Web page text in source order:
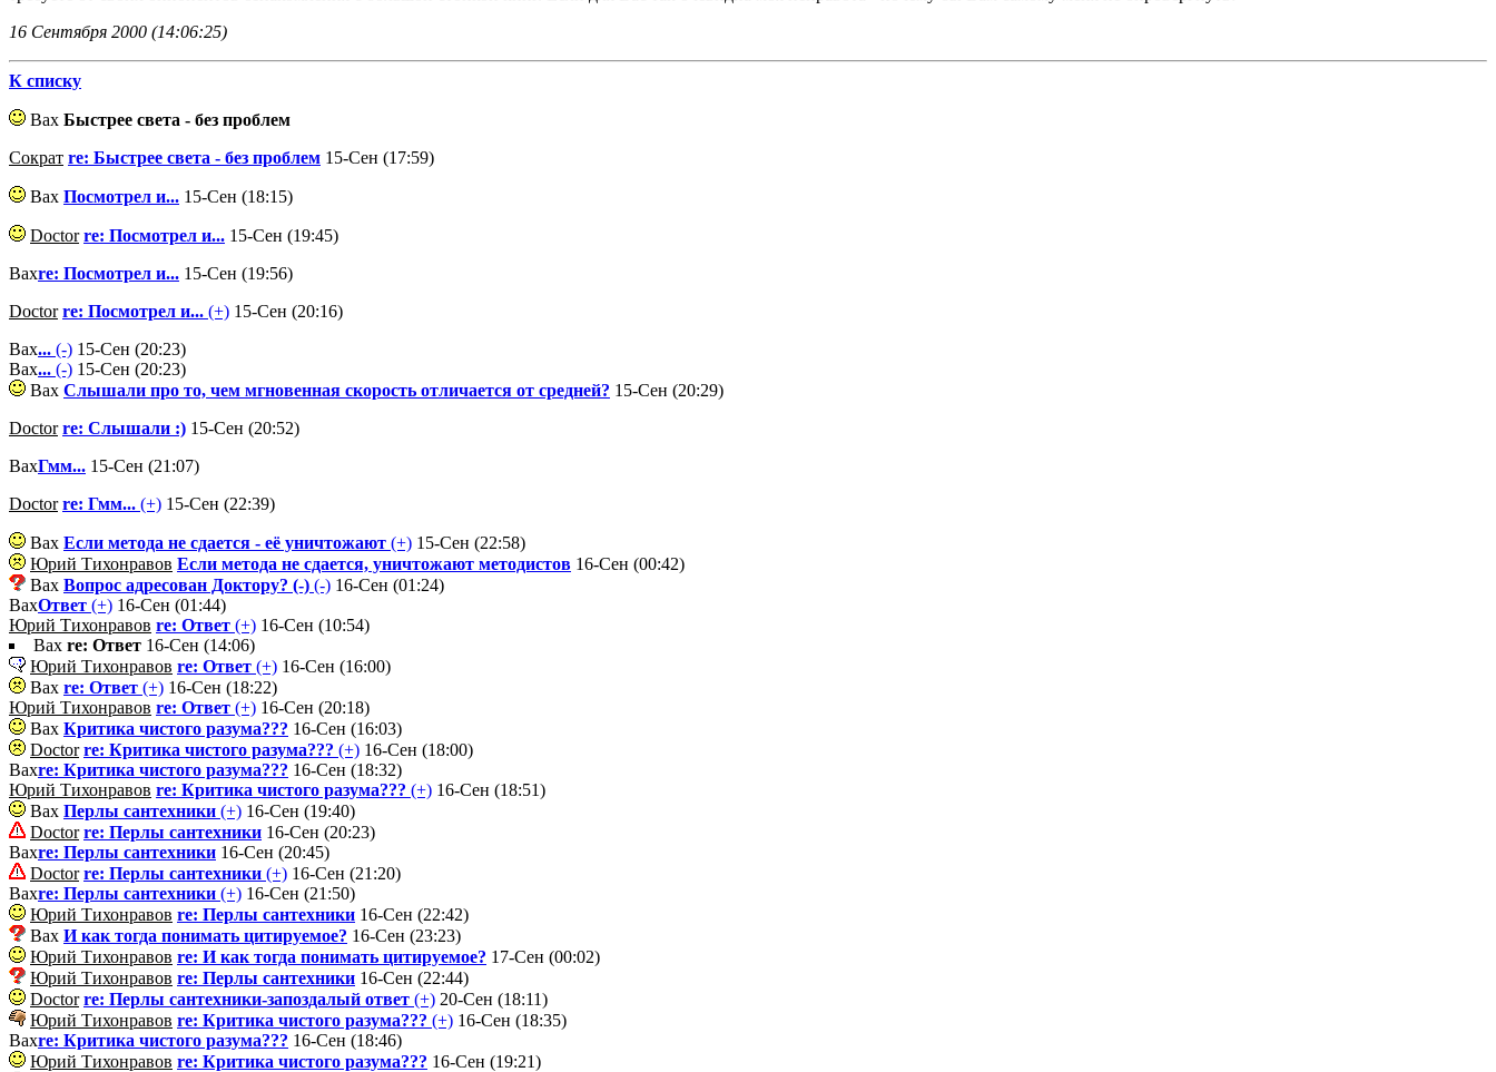
16 Сентября 2000 (14:06:25)
К списку
Вах Быстрее света - без проблем
Сократ re: Быстрее света - без проблем 15-Сен (17:59)
Вах Посмотрел и... 15-Сен (18:15)
Doctor re: Посмотрел и... 15-Сен (19:45)
Вахre: Посмотрел и... 15-Сен (19:56)
Doctor re: Посмотрел и... (+) 15-Сен (20:16)
Вах... (-) 15-Сен (20:23)
Вах... (-) 15-Сен (20:23)
Вах Слышали про то, чем мгновенная скорость отличается от средней? 15-Сен (20:29)
Doctor re: Слышали :) 15-Сен (20:52)
ВахГмм... 15-Сен (21:07)
Doctor re: Гмм... (+) 15-Сен (22:39)
Вах Если метода не сдается - её уничтожают (+) 15-Сен (22:58)
Юрий Тихонравов Если метода не сдается, уничтожают методистов 16-Сен (00:42)
Вах Вопрос адресован Доктору? (-) (-) 16-Сен (01:24)
ВахОтвет (+) 16-Сен (01:44)
Юрий Тихонравов re: Ответ (+) 16-Сен (10:54)
Вах re: Ответ 16-Сен (14:06)
Юрий Тихонравов re: Ответ (+) 16-Сен (16:00)
Вах re: Ответ (+) 16-Сен (18:22)
Юрий Тихонравов re: Ответ (+) 16-Сен (20:18)
Вах Критика чистого разума??? 16-Сен (16:03)
Doctor re: Критика чистого разума??? (+) 16-Сен (18:00)
Вахre: Критика чистого разума??? 16-Сен (18:32)
Юрий Тихонравов re: Критика чистого разума??? (+) 16-Сен (18:51)
Вах Перлы сантехники (+) 16-Сен (19:40)
Doctor re: Перлы сантехники 16-Сен (20:23)
Вахre: Перлы сантехники 16-Сен (20:45)
Doctor re: Перлы сантехники (+) 16-Сен (21:20)
Вахre: Перлы сантехники (+) 16-Сен (21:50)
Юрий Тихонравов re: Перлы сантехники 16-Сен (22:42)
Вах И как тогда понимать цитируемое? 16-Сен (23:23)
Юрий Тихонравов re: И как тогда понимать цитируемое? 17-Сен (00:02)
Юрий Тихонравов re: Перлы сантехники 16-Сен (22:44)
Doctor re: Перлы сантехники-запоздалый ответ (+) 20-Сен (18:11)
Юрий Тихонравов re: Критика чистого разума??? (+) 16-Сен (18:35)
Вахre: Критика чистого разума??? 16-Сен (18:46)
Юрий Тихонравов re: Критика чистого разума??? 16-Сен (19:21)